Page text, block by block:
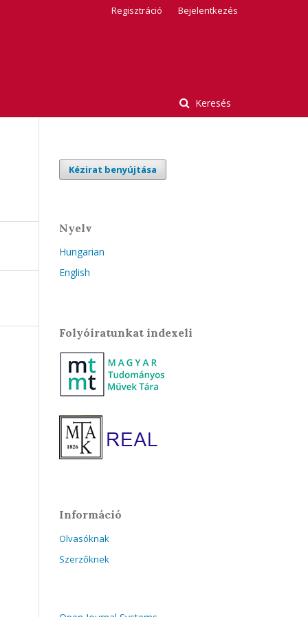
Keresés
Regisztráció Bejelentkezés
Kézirat benyújtása
Nyelv
Hungarian
English
Folyóiratunkat indexeli
Információ
Olvasóknak
Szerzőknek